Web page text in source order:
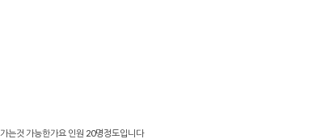
는것 가능한가요 인원 20명정도입니다